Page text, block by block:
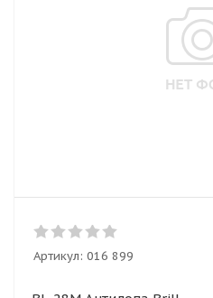
Артикул: 016 899